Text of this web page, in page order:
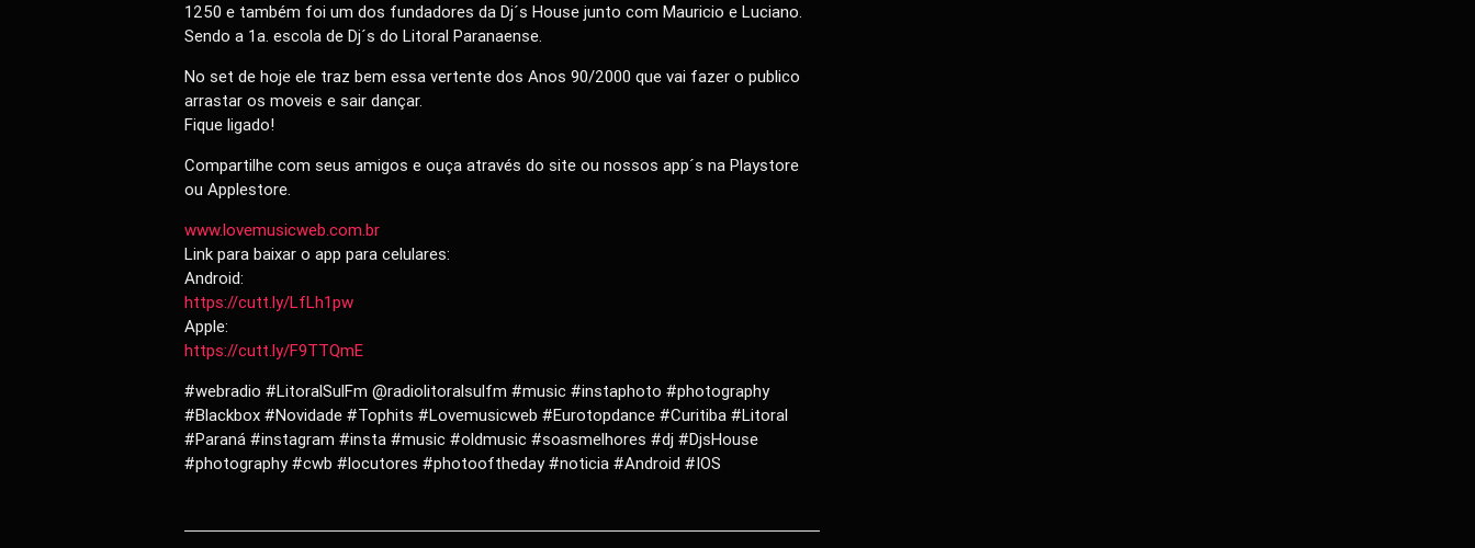
1250 e também foi um dos fundadores da Dj´s House junto com Mauricio e Luciano.
Sendo a 1a. escola de Dj´s do Litoral Paranaense.
No set de hoje ele traz bem essa vertente dos Anos 90/2000 que vai fazer o publico
arrastar os moveis e sair dançar.
Fique ligado!
Compartilhe com seus amigos e ouça através do site ou nossos app´s na Playstore
ou Applestore.
www.lovemusicweb.com.br
Link para baixar o app para celulares:
Android:
https://cutt.ly/LfLh1pw
Apple:
https://cutt.ly/F9TTQmE
#webradio #LitoralSulFm @radiolitoralsulfm #music #instaphoto #photography
#Blackbox #Novidade #Tophits #Lovemusicweb #Eurotopdance #Curitiba #Litoral
#Paraná #instagram #insta #music #oldmusic #soasmelhores #dj #DjsHouse
#photography #cwb #locutores #photooftheday #noticia #Android #IOS